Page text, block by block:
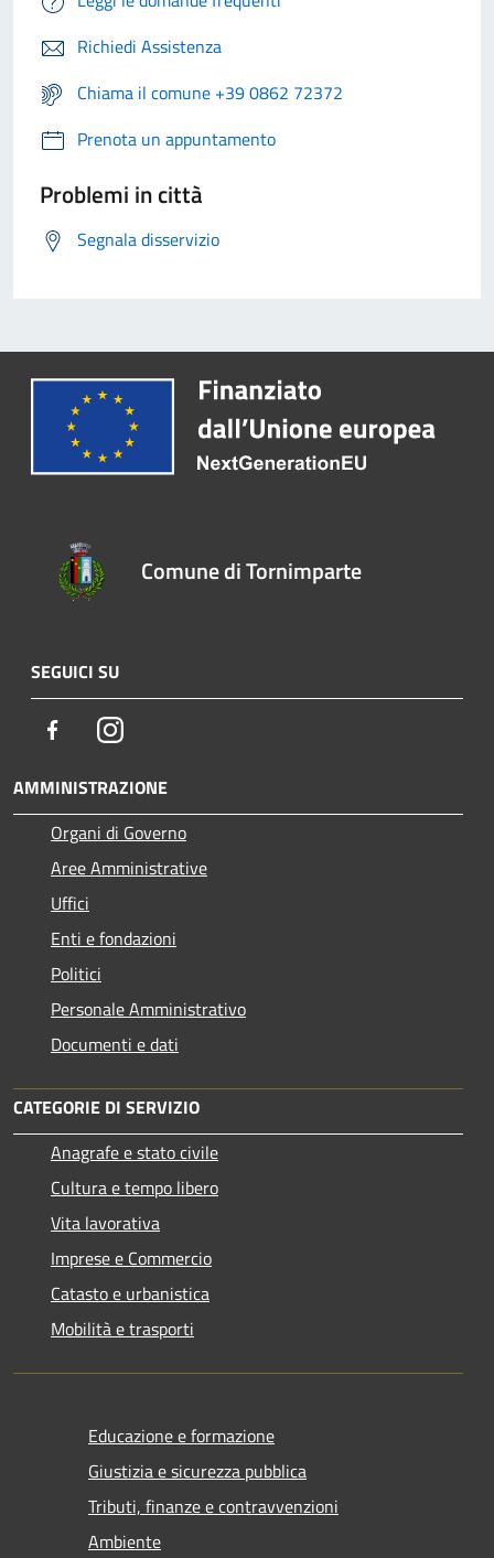
Richiedi Assistenza
Chiama il comune +39 0862 72372
Prenota un appuntamento
Problemi in città
Segnala disservizio
Comune di Tornimparte
SEGUICI SU
FacebookInstagram
AMMINISTRAZIONE
Organi di Governo
Aree Amministrative
Uffici
Enti e fondazioni
Politici
Personale Amministrativo
Documenti e dati
CATEGORIE DI SERVIZIO
Anagrafe e stato civile
Cultura e tempo libero
Vita lavorativa
Imprese e Commercio
Catasto e urbanistica
Mobilità e trasporti
Educazione e formazione
Giustizia e sicurezza pubblica
Tributi, finanze e contravvenzioni
Ambiente